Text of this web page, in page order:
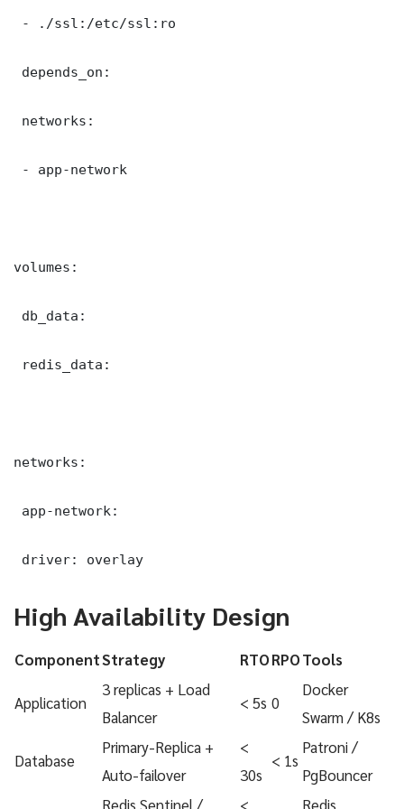
- ./ssl:/etc/ssl:ro
depends_on:
networks:
- app-network
volumes:
db_data:
redis_data:
networks:
app-network:
driver: overlay
High Availability Design
ComponentStrategy RTORPOTools
Application
3 replicas + Load
Balancer
< 5s 0
Docker
Swarm / K8s
Database
Primary-Replica +
Auto-failover
<
30s
< 1s
Patroni /
PgBouncer
Redis Sentinel / < Redis